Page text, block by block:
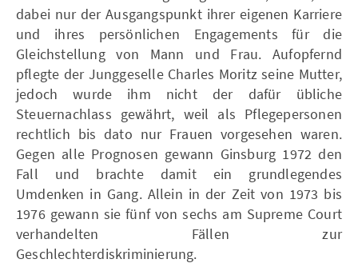
dabei nur der Ausgangspunkt ihrer eigenen Karriere
und ihres persönlichen Engagements für die
Gleichstellung von Mann und Frau. Aufopfernd
pflegte der Junggeselle Charles Moritz seine Mutter,
jedoch wurde ihm nicht der dafür übliche
Steuernachlass gewährt, weil als Pflegepersonen
rechtlich bis dato nur Frauen vorgesehen waren.
Gegen alle Prognosen gewann Ginsburg 1972 den
Fall und brachte damit ein grundlegendes
Umdenken in Gang. Allein in der Zeit von 1973 bis
1976 gewann sie fünf von sechs am Supreme Court
verhandelten Fällen zur
Geschlechterdiskriminierung.